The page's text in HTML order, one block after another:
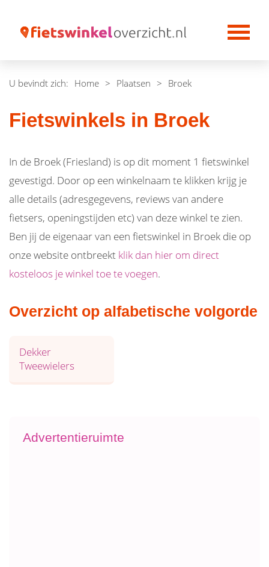
U bevindt zich: Home > Plaatsen > Broek
Fietswinkels in Broek
In de Broek (Friesland) is op dit moment 1 fietswinkel
gevestigd. Door op een winkelnaam te klikken krijg je
alle details (adresgegevens, reviews van andere
fietsers, openingstijden etc) van deze winkel te zien.
Ben jij de eigenaar van een fietswinkel in Broek die op
onze website ontbreekt klik dan hier om direct
kosteloos je winkel toe te voegen.
Overzicht op alfabetische volgorde
Dekker
Tweewielers
Advertentieruimte